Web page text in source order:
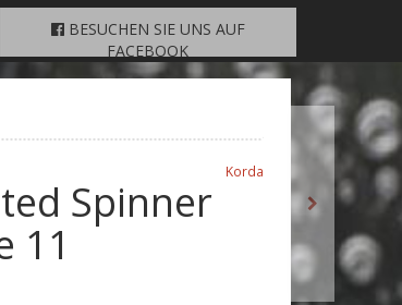
BESUCHEN SIE UNS AUF
FACEBOOK
BESUCHEN SIE UNS AUF
FACEBOOK
Korda
Spinner
11